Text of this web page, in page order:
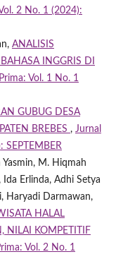
2 No. 1 (2024):
ANALISIS
INGGRIS DI
Vol. 1 No. 1
GUBUG DESA
BREBES , Jurnal
SEPTEMBER
M. Hiqmah
Erlinda, Adhi Setya
Haryadi Darmawan,
HALAL
NILAI KOMPETITIF
Vol. 2 No. 1